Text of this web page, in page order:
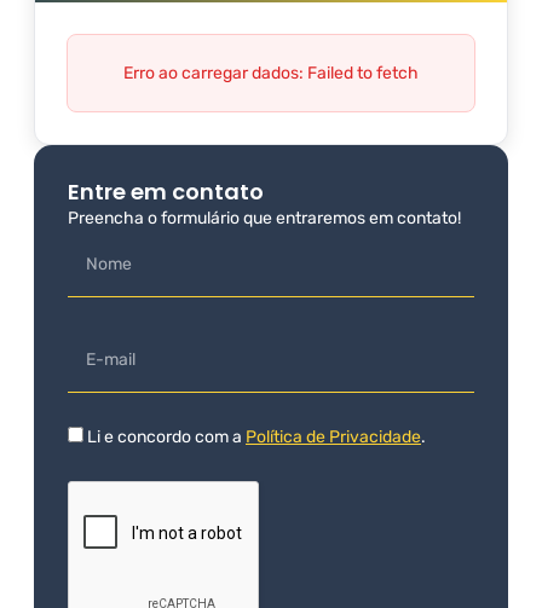
Erro ao carregar dados: Failed to fetch
Entre em contato
Preencha o formulário que entraremos em contato!
Li e concordo com a Política de Privacidade.